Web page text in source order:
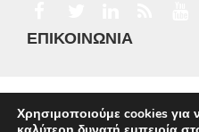
ΕΠΙΚΟΙΝΩΝΊΑ
Προϊόντα
Service
Εταιρικό
Χρησιμοποιούμε cookies